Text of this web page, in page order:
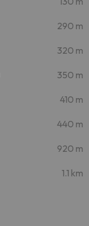
290 m
320 m
350 m
410 m
440 m
920 m
1.1 km